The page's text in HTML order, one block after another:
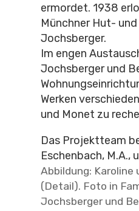
ermordet. 1938
Münchner Hut-
Jochsberger.
Im engen
Jochsberger und
Werken
und Monet zu
Das Projektteam
Eschenbach, M.A.,
Abbildung: Karoline
(Detail). Foto in
Jochsberger und